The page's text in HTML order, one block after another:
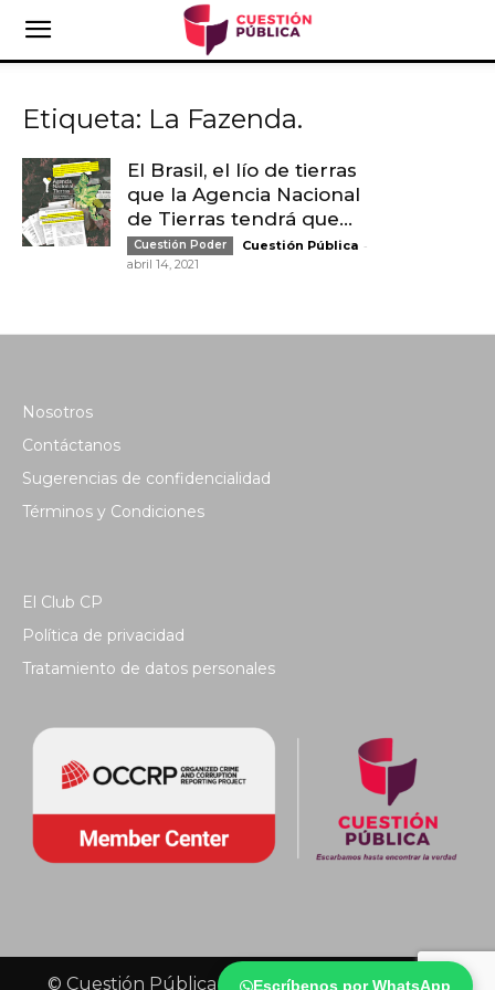
Escríbenos por WhatsApp
Etiqueta: La Fazenda.
El Brasil, el lío de tierras
que la Agencia Nacional
de Tierras tendrá que...
Cuestión Poder Cuestión Pública -
abril 14, 2021
Nosotros
Contáctanos
Sugerencias de confidencialidad
Términos y Condiciones
El Club CP
Política de privacidad
Tratamiento de datos personales
© Cuestión Pública 2018 - Todos los derechos